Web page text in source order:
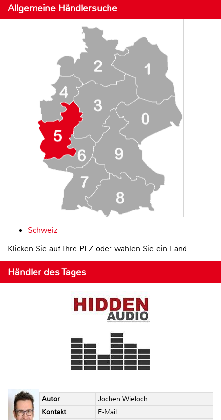
Allgemeine Händlersuche
Schweiz
Klicken Sie auf Ihre PLZ oder wählen Sie ein Land
Händler des Tages
Autor
Jochen Wieloch
Kontakt
E-Mail